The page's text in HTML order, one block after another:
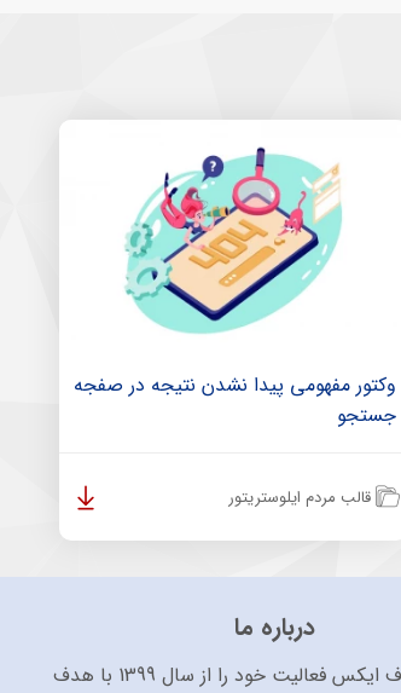
وکتور مفهومی پیدا نشدن نتیجه در صفجه
جستجو
قالب مردم ایلوستریتور
درباره ما
سایت پرو جی اف ایکس فعالیت خود را از سال 1399 با هدف